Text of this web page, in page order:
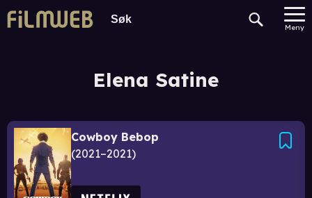
Meny
Elena Satine
Cowboy Bebop
2021–2021